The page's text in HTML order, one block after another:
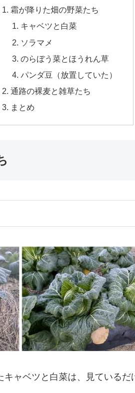
霜が降りた畑の野菜たち
キャベツと白菜
ソラマメ
のらぼう菜とほうれん草
パンダ豆（放置していた）
通路の裸麦と雑草たち
まとめ
ャベツと白菜は、見ているだ